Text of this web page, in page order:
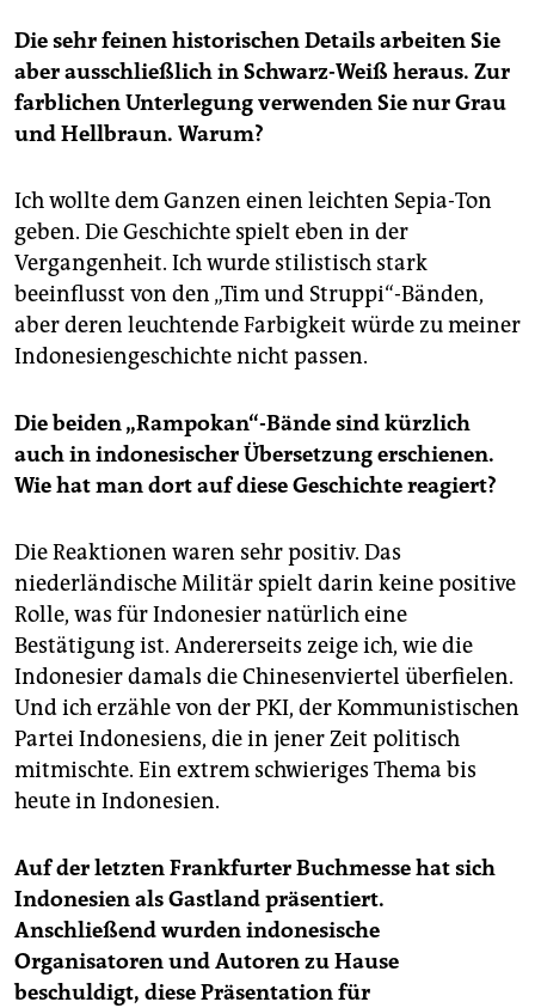
Die sehr feinen historischen Details arbeiten Sie
aber ausschließlich in Schwarz-Weiß heraus. Zur
farblichen Unterlegung verwenden Sie nur Grau
und Hellbraun. Warum?
Ich wollte dem Ganzen einen leichten Sepia-Ton
geben. Die Geschichte spielt eben in der
Vergangenheit. Ich wurde stilistisch stark
beeinflusst von den „Tim und Struppi“-Bänden,
aber deren leuchtende Farbigkeit würde zu meiner
Indonesiengeschichte nicht passen.
Die beiden „Rampokan“-Bände sind kürzlich
auch in indonesischer Übersetzung erschienen.
Wie hat man dort auf diese Geschichte reagiert?
Die Reaktionen waren sehr positiv. Das
niederländische Militär spielt darin keine positive
Rolle, was für Indonesier natürlich eine
Bestätigung ist. Andererseits zeige ich, wie die
Indonesier damals die Chinesenviertel überfielen.
Und ich erzähle von der PKI, der Kommunistischen
Partei Indonesiens, die in jener Zeit politisch
mitmischte. Ein extrem schwieriges Thema bis
heute in Indonesien.
Auf der letzten Frankfurter Buchmesse hat sich
Indonesien als Gastland präsentiert.
Anschließend wurden indonesische
Organisatoren und Autoren zu Hause
beschuldigt, diese Präsentation für